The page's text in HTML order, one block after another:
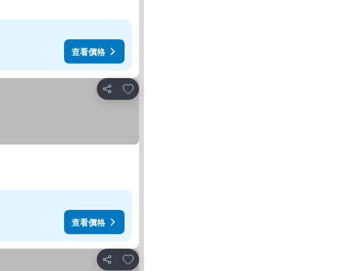
查看價格
分享
加入我的最愛
查看價格
分享
加入我的最愛